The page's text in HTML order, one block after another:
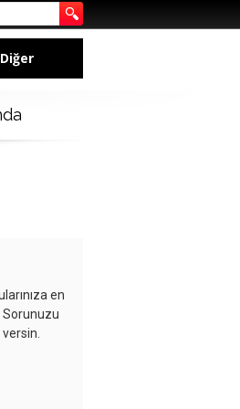
Diğer
en
Sorunuzu